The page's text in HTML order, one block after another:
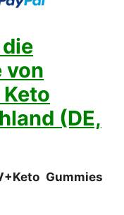
von
(DE,
Gummies